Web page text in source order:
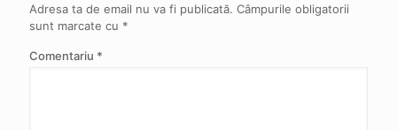
Adresa ta de email nu va fi publicată. Câmpurile obligatorii
sunt marcate cu *
Comentariu *